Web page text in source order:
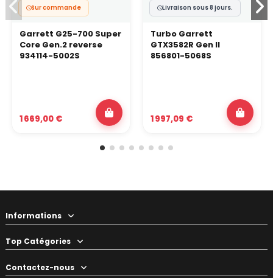
Sur commande
Garrett G25-700 Super
Core Gen.2 reverse
934114-5002S
1 669,00 €
Livraison sous 8 jours.
Turbo Garrett
GTX3582R Gen II
856801-5068S
1 997,09 €
Informations
Top Catégories
Contactez-nous